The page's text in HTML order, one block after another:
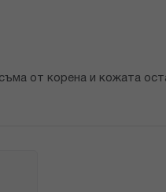
от корена и кожата